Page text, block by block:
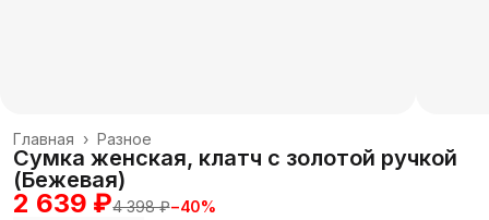
Разное
Главная ›
Сумка женская, клатч с золотой ручкой
(Бежевая)
2 639 ₽4 398 ₽−40%